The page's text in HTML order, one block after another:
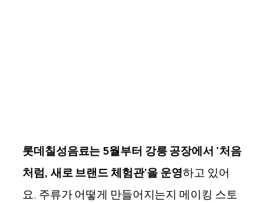
롯데칠성음료는 5월부터 강릉 공장에서 '처음
처럼, 새로 브랜드 체험관'을 운영하고 있어
요. 주류가 어떻게 만들어지는지 메이킹 스토